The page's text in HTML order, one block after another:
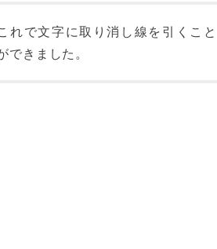
れで文字に取り消し線を引くこと
できました。